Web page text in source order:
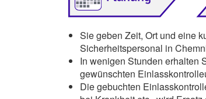
Sie geben Zeit, Ort und eine
Sicherheitspersonal in
In wenigen Stunden erhalten
gewünschten
Die gebuchten